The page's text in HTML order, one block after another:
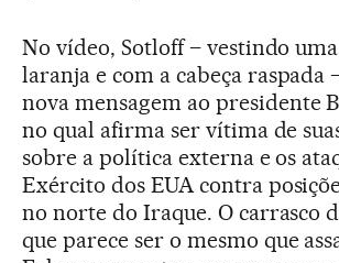
No vídeo, Sotloff – vestindo
laranja e com a cabeça raspada
nova mensagem ao presidente
no qual afirma ser vítima de
sobre a política externa e os
Exército dos EUA contra
no norte do Iraque. O carrasco
que parece ser o mesmo que